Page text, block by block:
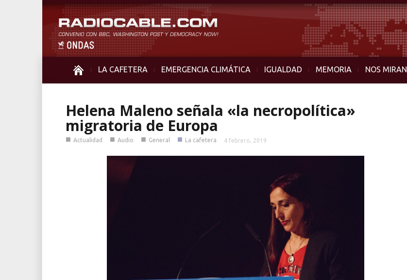
LA CAFETERA EMERGENCIA CLIMÁTICA IGUALDAD MEMORIA NOS MIRAN
Helena Maleno señala «la necropolítica»
migratoria de Europa
■ Actualidad ■ Audio ■ General ■ La cafetera 4 febrero, 2019